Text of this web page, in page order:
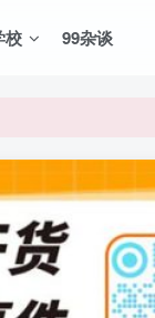
校 99杂谈
程、网络营销教